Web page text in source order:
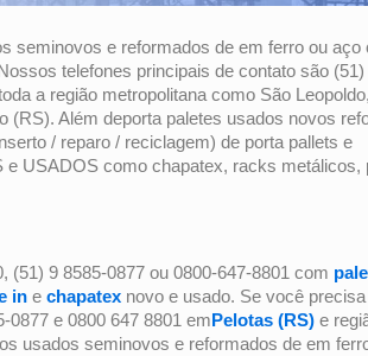
seminovos e reformados de em ferro ou aço
telefones principais de contato são (51)
a região metropolitana como São
Além deporta paletes usados novos
/ reparo / reciclagem) de porta pallets e
USADOS como chapatex, racks metálicos,
(51) 9 8585-0877 ou 0800-647-8801 com
in e chapatex novo e usado. Se você
0877 e 0800 647 8801 emPelotas (RS) e
usados seminovos e reformados de em